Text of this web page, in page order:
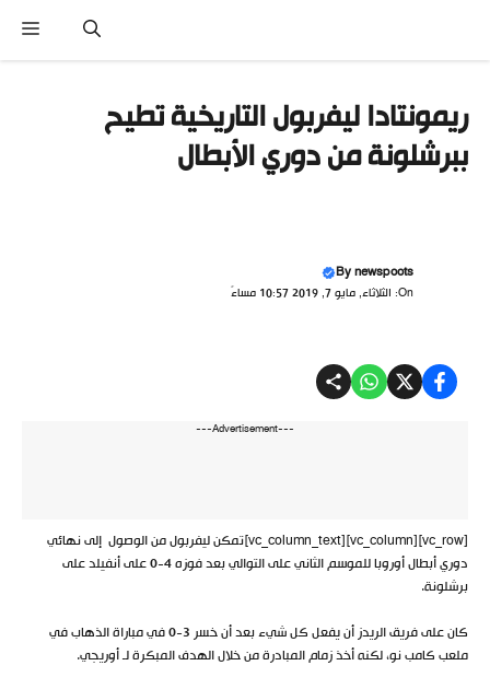
المحتوى
ريمونتادا ليفربول التاريخية تطيح
ببرشلونة من دوري الأبطال
Bynewspoots
On: الثلاثاء, مايو 7, 2019 10:57 مساءً
---Advertisement---
[vc_row][vc_column][vc_column_text]تمكن ليفربول من الوصول إلى نهائي
دوري أبطال أوروبا للموسم الثاني على التوالي بعد فوزه 4-0 على أنفيلد على
برشلونة.
كان على فريق الريدز أن يفعل كل شيء بعد أن خسر 3-0 في مباراة الذهاب في
ملعب كامب نو، لكنه أخذ زمام المبادرة من خلال الهدف المبكرة لـ أوريجي.